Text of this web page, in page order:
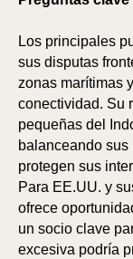
Los principales
sus disputas
zonas marítimas
conectividad. Su
pequeñas del
balanceando
protegen sus
Para EE.UU. y
ofrece
un socio clave
excesiva podría